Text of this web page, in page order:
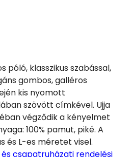
póló, klasszikus szabással,
gombos, galléros
kis nyomott
szövött címkével. Ujja
végződik a kényelmet
100% pamut, piké. A
és L-es méretet visel.
csapatruházati rendelési